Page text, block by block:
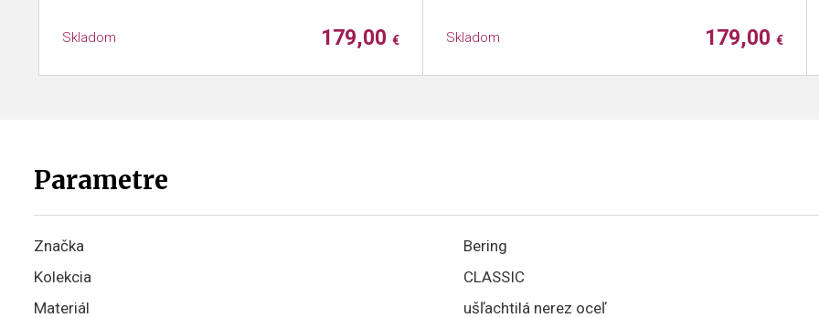
Skladom 179,00 € Skladom 179,00 €
Parametre
Značka
Bering
Kolekcia
CLASSIC
Materiál
ušľachtilá nerez oceľ